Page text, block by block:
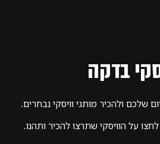
בדקה
שלכם ולהכיר מותגי וויסקי נבחרים.
לחצו על הוויסקי שתרצו להכיר ותהנו.